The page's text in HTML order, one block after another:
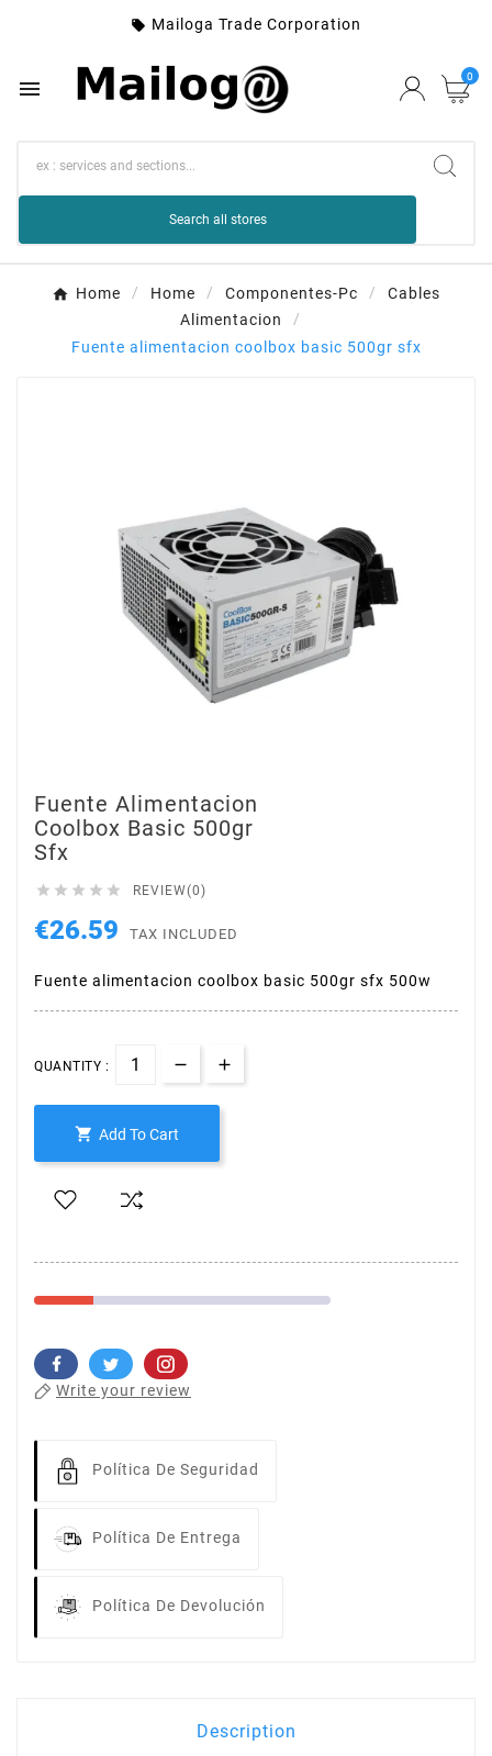
 Mailoga Trade Corporation
 0
Search all stores
Home Home Componentes-Pc
Cables
Alimentacion
Fuente alimentacion coolbox basic 500gr sfx
Fuente Alimentacion
Coolbox Basic 500gr
Sfx
     REVIEW(0)
€26.59 TAX INCLUDED
Fuente alimentacion coolbox basic 500gr sfx 500w
QUANTITY :
 Add To Cart
Write your review
Política De Seguridad
Política De Entrega
Política De Devolución
Description